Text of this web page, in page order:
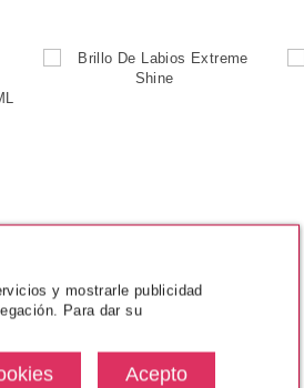
ESSENCE
y mostrarle publicidad
Para dar su